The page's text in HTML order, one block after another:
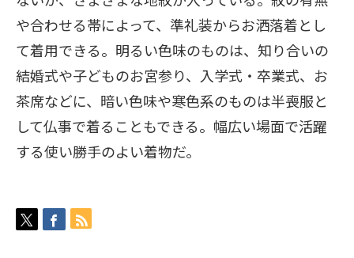
や合わせる帯によって、準礼装からお洒落着とし
て着用できる。明るい色味のものは、知り合いの
結婚式や子どものお宮参り、入学式・卒業式、お
茶席などに、暗い色味や寒色系のものは半喪服と
して仏事で着ることもできる。幅広い場面で活躍
する使い勝手のよい着物だ。